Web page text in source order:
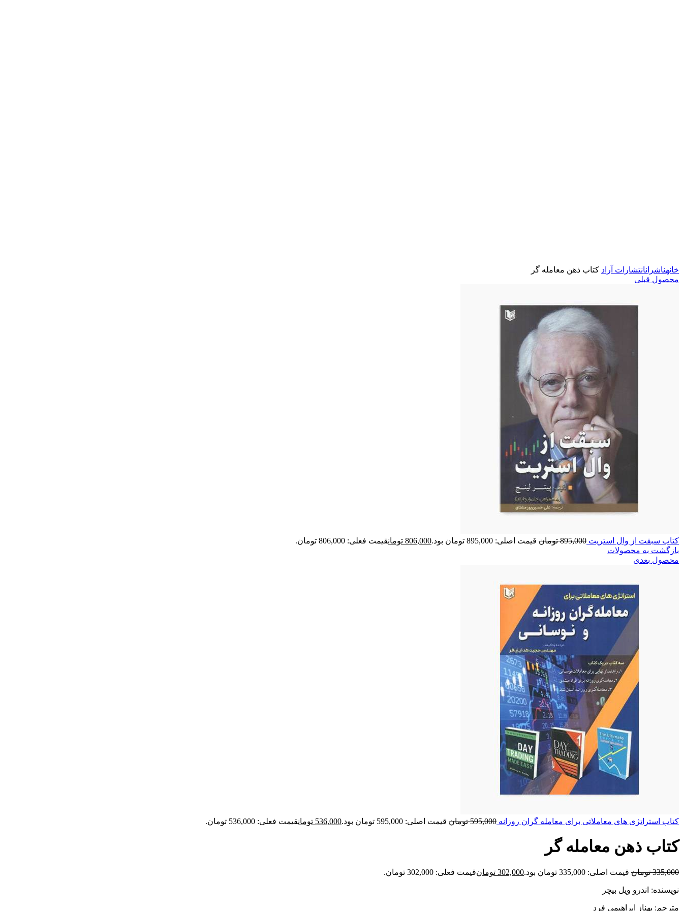
خانهناشرانانتشارات آراد کتاب ذهن معامله گر
محصول قبلی
کتاب سبقت از وال استریت 895,000 تومان قیمت اصلی: 895,000 تومان بود. 806,000 تومانقیمت فعلی: 806,000 تومان.
بازگشت به محصولات
محصول بعدی
کتاب استراتژی های معاملاتی برای معامله گران روزانه 595,000 تومان قیمت اصلی: 595,000 تومان بود. 536,000 تومانقیمت فعلی: 536,000 تومان.
کتاب ذهن معامله گر
335,000 تومان قیمت اصلی: 335,000 تومان بود. 302,000 تومانقیمت فعلی: 302,000 تومان.
نویسنده: اندرو ویل بیچر
مترجم: بهناز ابراهیمی فرد